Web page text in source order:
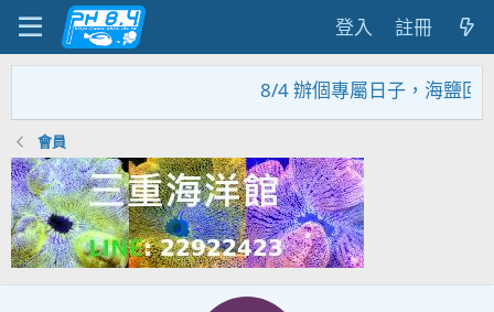
登入 註冊
8/4 辦個專屬日子，海鹽回
會員